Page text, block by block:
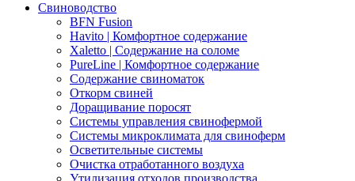
Свиноводство
BFN Fusion
Havito | Комфортное содержание
Xaletto | Содержание на соломе
PureLine | Комфортное содержание
Содержание свиноматок
Откорм свиней
Доращивание поросят
Системы управления свинофермой
Системы микроклимата для свиноферм
Осветительные системы
Очистка отработанного воздуха